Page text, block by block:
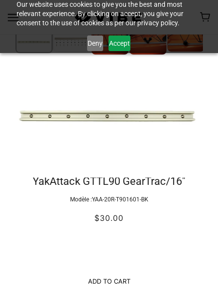
Our website uses cookies to give you the best and most
relevant experience. By clicking on accept, you give your
consent to the use of cookies as per our privacy policy.
Deny Accept
YakAttack GTTL90 GearTrac/16"
Modèle :YAA-20R-T901601-BK
$30.00
ADD TO CART